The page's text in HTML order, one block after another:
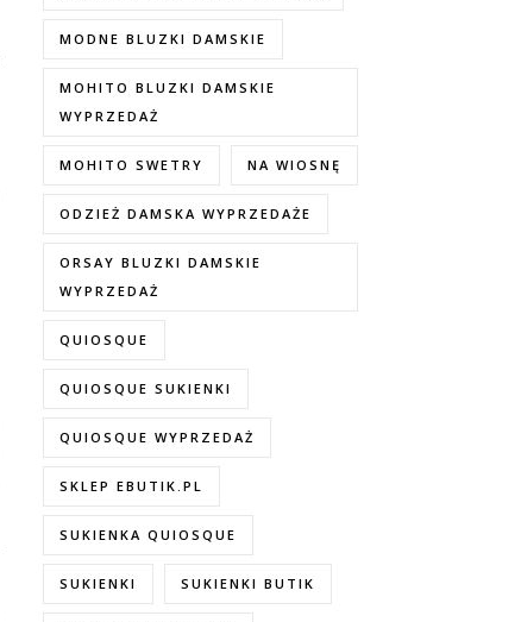
MODNE BLUZKI DAMSKIE
MOHITO BLUZKI DAMSKIE
WYPRZEDAŻ
MOHITO SWETRY NA WIOSNĘ
ODZIEŻ DAMSKA WYPRZEDAŻE
ORSAY BLUZKI DAMSKIE
WYPRZEDAŻ
QUIOSQUE
QUIOSQUE SUKIENKI
QUIOSQUE WYPRZEDAŻ
SKLEP EBUTIK.PL
SUKIENKA QUIOSQUE
SUKIENKI SUKIENKI BUTIK